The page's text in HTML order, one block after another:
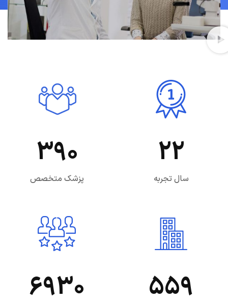
22
سال تجربه
390
پزشک متخصص
559
6930